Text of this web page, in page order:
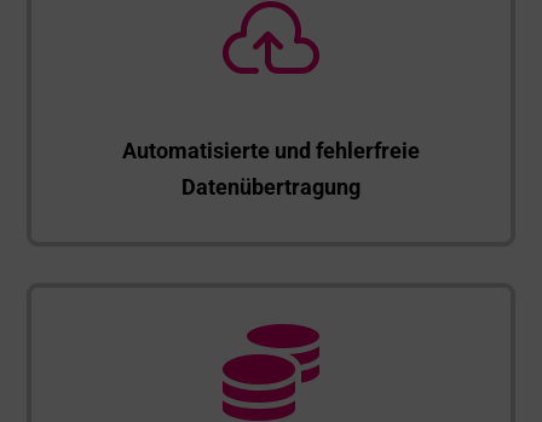

Automatisierte und fehlerfreie
Datenübertragung
